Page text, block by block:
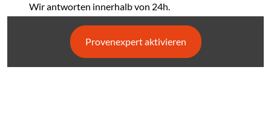
Wir antworten innerhalb von 24h.
Provenexpert aktivieren